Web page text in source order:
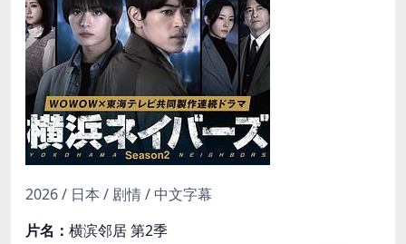
2026 / 日本 / 剧情 / 中文字幕
片名： 横滨邻居 第2季